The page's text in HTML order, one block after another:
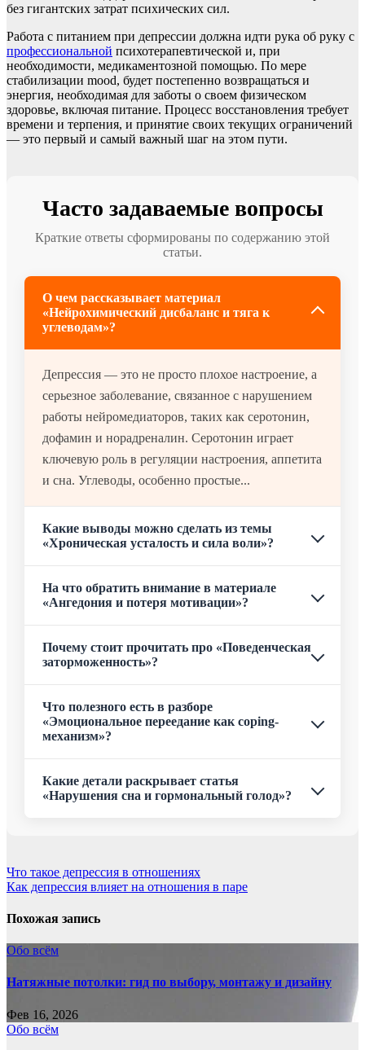
без гигантских затрат психических сил.
Работа с питанием при депрессии должна идти рука об руку с
профессиональной психотерапевтической и, при
необходимости, медикаментозной помощью. По мере
стабилизации mood, будет постепенно возвращаться и
энергия, необходимая для заботы о своем физическом
здоровье, включая питание. Процесс восстановления требует
времени и терпения, и принятие своих текущих ограничений
— это первый и самый важный шаг на этом пути.
Часто задаваемые вопросы
Краткие ответы сформированы по содержанию этой
статьи.
О чем рассказывает материал
«Нейрохимический дисбаланс и тяга к
углеводам»?
Депрессия — это не просто плохое настроение, а
серьезное заболевание, связанное с нарушением
работы нейромедиаторов, таких как серотонин,
дофамин и норадреналин. Серотонин играет
ключевую роль в регуляции настроения, аппетита
и сна. Углеводы, особенно простые...
Какие выводы можно сделать из темы
«Хроническая усталость и сила воли»?
На что обратить внимание в материале
«Ангедония и потеря мотивации»?
Почему стоит прочитать про «Поведенческая
заторможенность»?
Что полезного есть в разборе
«Эмоциональное переедание как coping-
механизм»?
Какие детали раскрывает статья
«Нарушения сна и гормональный голод»?
Навигация
по
записям
Что такое депрессия в отношениях
Как депрессия влияет на отношения в паре
Похожая запись
Обо всём
Натяжные потолки: гид по выбору, монтажу и дизайну
Фев 16, 2026
Обо всём